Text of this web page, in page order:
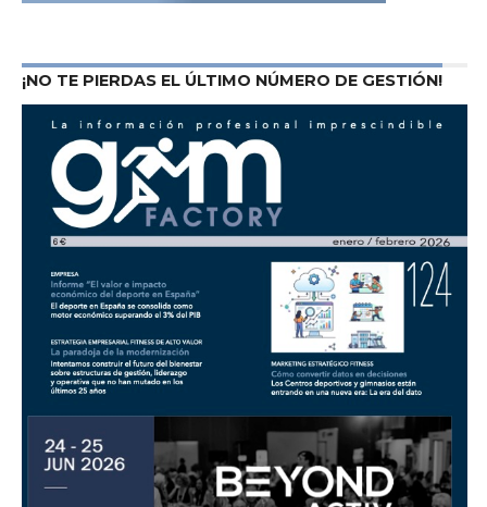
¡NO TE PIERDAS EL ÚLTIMO NÚMERO DE GESTIÓN!